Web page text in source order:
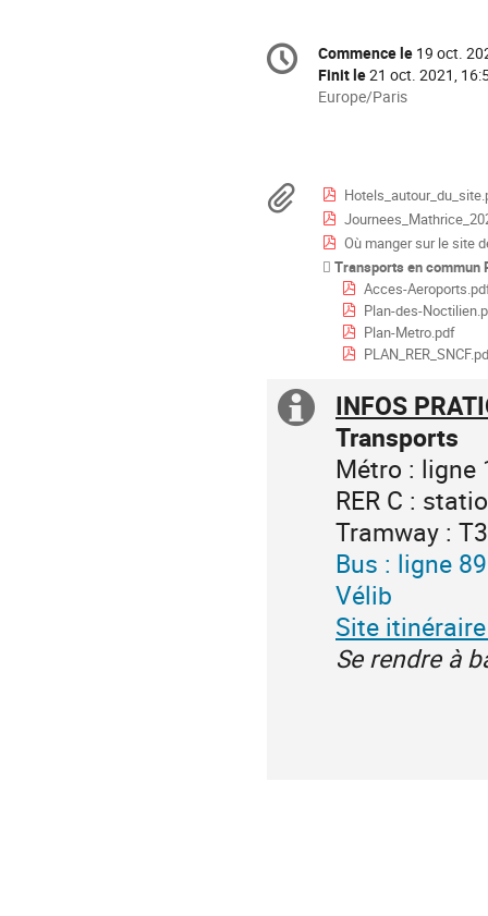
Information
de
Date/Heure
Commence le 19 oct.
Finit le21 oct. 2021,
Toutes
en
Europe/Paris
Europe/Paris
Documents
Où manger sur le site
Transports en commun
Acces-
Plan-des-
Plan-Metro.pdf
Information
INFOS
Transports
Métro : ligne
RER C :
Tramway :
Bus : ligne
Vélib
Site
Se rendre à